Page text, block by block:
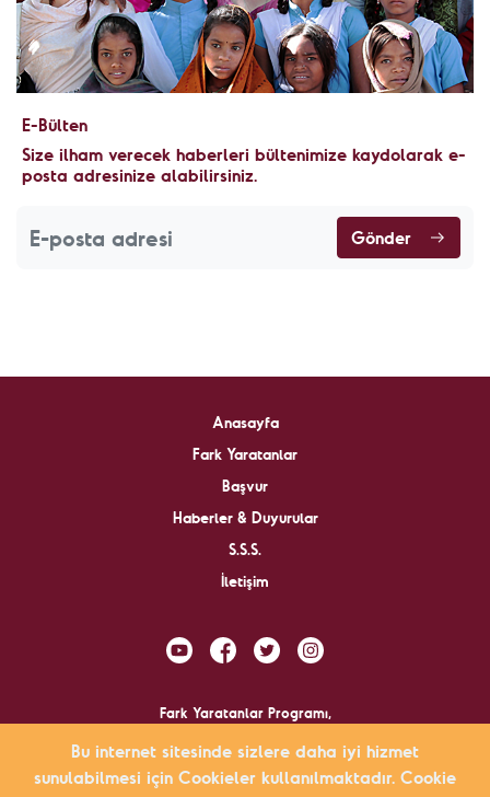
E-Bülten
Size ilham verecek haberleri bültenimize kaydolarak e-
posta adresinize alabilirsiniz.
Gönder
Anasayfa
Fark Yaratanlar
Başvur
Haberler & Duyurular
S.S.S.
İletişim
Fark Yaratanlar Programı,
tarafından yürütülmektedir.
Bu internet sitesinde sizlere daha iyi hizmet
sunulabilmesi için Cookieler kullanılmaktadır. Cookie